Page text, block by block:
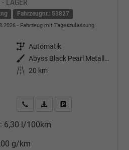
LAGER
Fahrzeugnr.: 53827
Fahrzeug mit Tageszulassung
Getriebe Automatik
Außenfarbe
Abyss Black Pearl Metallic ()
Kilometerstand
20 km
Kontakt & Angebot anfordern
PDF-Datei, Fahrzeugexposé
6,30 l/100km
g/km